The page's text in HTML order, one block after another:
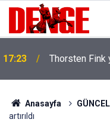
17:23 Thorsten Fink
Anasayfa GÜNCEL
artırıldı